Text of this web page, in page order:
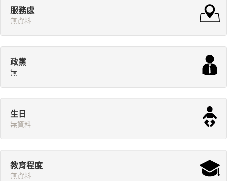
服務處
無資料
政黨
無
生日
無資料
教育程度
無資料